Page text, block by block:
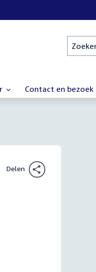
Zoeken
Contact en bezoek
Delen